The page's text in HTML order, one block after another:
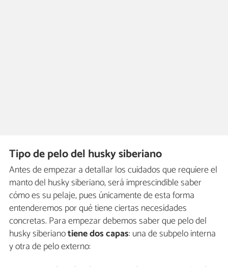
Tipo de pelo del husky siberiano
Antes de empezar a detallar los cuidados que requiere el
manto del husky siberiano, será imprescindible saber
cómo es su pelaje, pues únicamente de esta forma
entenderemos por qué tiene ciertas necesidades
concretas. Para empezar debemos saber que pelo del
husky siberianotiene dos capas: una de subpelo interna
y otra de pelo externo: